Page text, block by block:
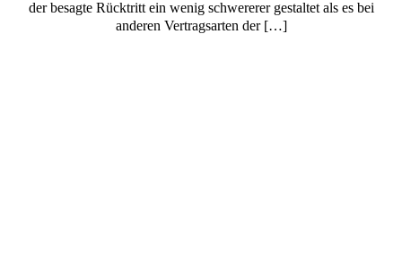
der besagte Rücktritt ein wenig schwererer gestaltet als es bei
anderen Vertragsarten der […]